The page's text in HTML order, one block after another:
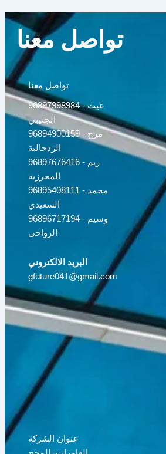
تواصل معنا
تواصل معنا
96897998984 - غيث
الجنيبي
96894900159 - مرح
الزدجالية
96897676416 - ريم
المحرزية
96895408111 - محمد
السعيدي
96896717194 - وسيم
الرواحي
البريد الالكتروني
gfuture041@gmail.com
عنوان الشركة